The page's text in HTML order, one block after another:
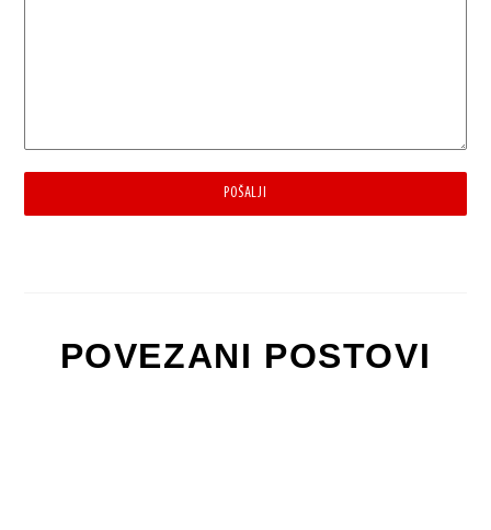
POŠALJI
POVEZANI POSTOVI